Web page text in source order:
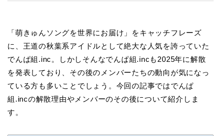
「萌きゅんソングを世界にお届け」をキャッチフレーズ
に、王道の秋葉系アイドルとして絶大な人気を誇っていた
でんぱ組.inc。しかしそんなでんぱ組.incも2025年に解散
を発表しており、その後のメンバーたちの動向が気になっ
ている方も多いことでしょう。今回の記事ではでんぱ
組.incの解散理由やメンバーのその後について紹介しま
す。